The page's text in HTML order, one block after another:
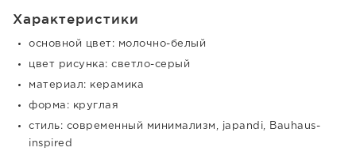
Характеристики
основной цвет: молочно-белый
цвет рисунка: светло-серый
материал: керамика
форма: круглая
стиль: современный минимализм, japandi, Bauhaus-
inspired